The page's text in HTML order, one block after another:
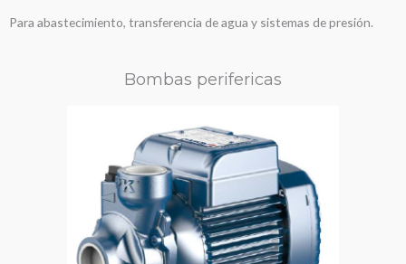
Para abastecimiento, transferencia de agua y sistemas de presión.
Bombas perifericas